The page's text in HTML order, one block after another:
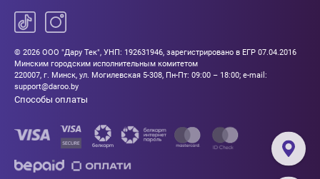
© 2026 ООО "Дару Тек", УНП: 192631946, зарегистрировано в ЕГР 07.04.2016
Минским городским исполнительным комитетом
220007, г. Минск, ул. Могилевская 5-308, Пн-Пт: 09:00 – 18:00; e-mail:
support@daroo.by
Способы оплаты